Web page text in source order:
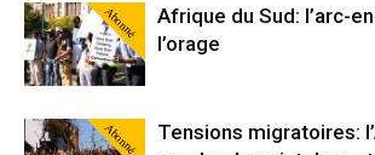
Abonné
Afrique du Sud: l’arc-
l’orage
Abonné
Tensions migratoires: